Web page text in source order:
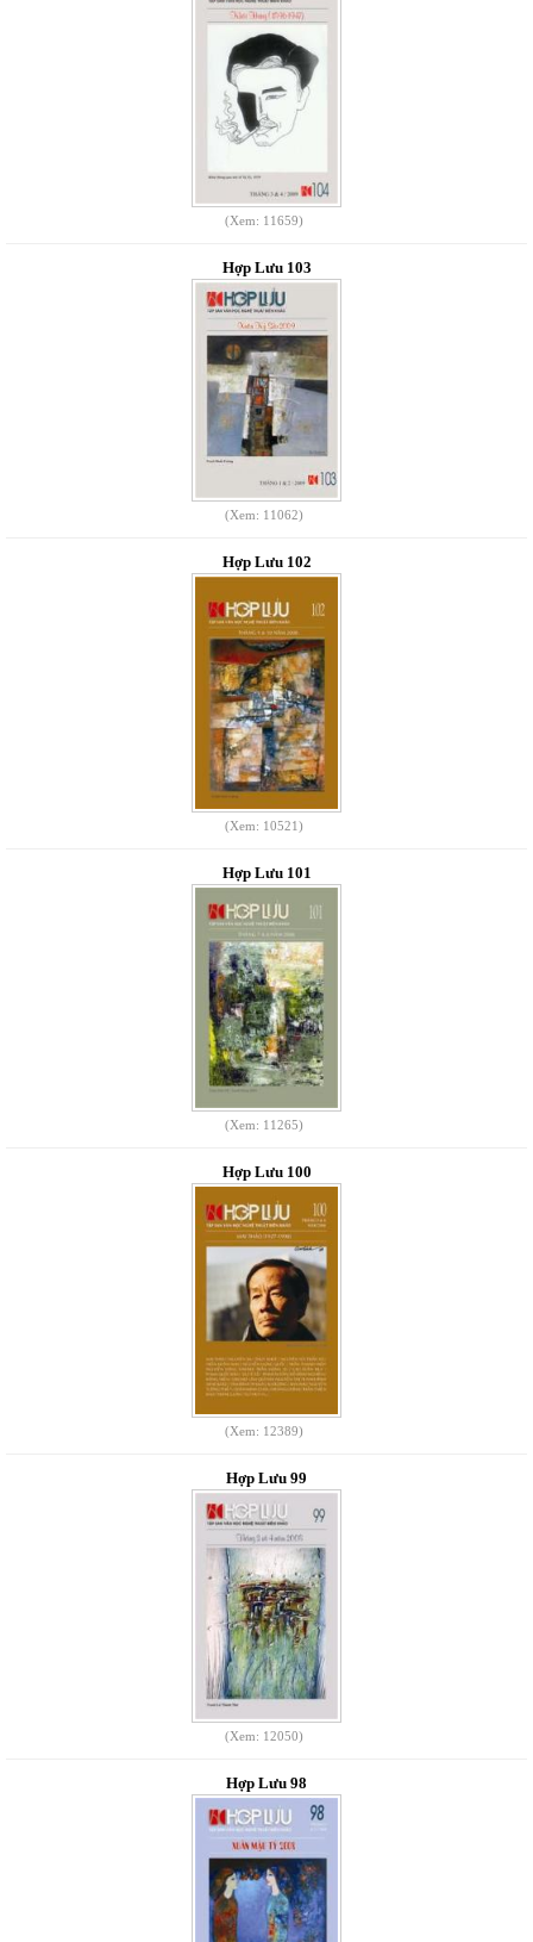
(Xem: 11659)
Hợp Lưu 103
(Xem: 11062)
Hợp Lưu 102
(Xem: 10521)
Hợp Lưu 101
(Xem: 11265)
Hợp Lưu 100
(Xem: 12389)
Hợp Lưu 99
(Xem: 12050)
Hợp Lưu 98